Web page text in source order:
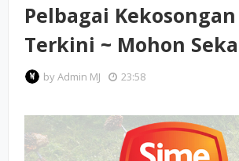
Pelbagai
Terkini ~ Mohon
byAdmin MJ 23:58